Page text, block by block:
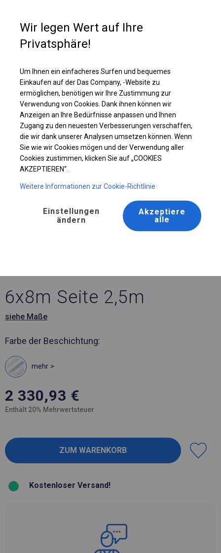
Ganzjährig geöffnete Zelthalle | 6x8 m
6x8m Seite 2,5m
siehe Maße
Farbe der Beschichtung:
mehr >
2 330,93 €
Enthält 20% Mehrwertsteuer
Kostenloser Versand!
Wir legen Wert auf Ihre
Privatsphäre!
Um Ihnen ein einfacheres Surfen und bequemes
Einkaufen auf der Das Company, -Website zu
ermöglichen, benötigen wir Ihre Zustimmung zur
Verwendung von Cookies. Dank ihnen können wir
Anzeigen an Ihre Bedürfnisse anpassen und Ihnen
Zugang zu den neuesten Verbesserungen verschaffen,
die wir dank unserer Analysen umsetzen können. Wenn
Sie wie wir Cookies mögen und der Verwendung aller
Cookies zustimmen, klicken Sie auf „COOKIES
AKZEPTIEREN“.
Weitere Informationen zur Cookie-Richtlinie
Einstellungen
ändern
Akzeptiere
alle